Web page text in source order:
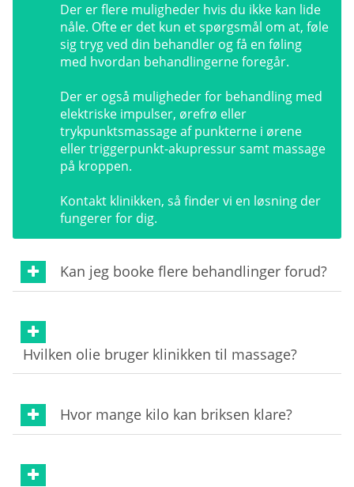
Der er flere muligheder hvis du ikke kan lide
nåle. Ofte er det kun et spørgsmål om at, føle
sig tryg ved din behandler og få en føling
med hvordan behandlingerne foregår.
Der er også muligheder for behandling med
elektriske impulser, ørefrø eller
trykpunktsmassage af punkterne i ørene
eller triggerpunkt-akupressur samt massage
på kroppen.
Kontakt klinikken, så finder vi en løsning der
fungerer for dig.
Kan jeg booke flere behandlinger forud?
Hvilken olie bruger klinikken til massage?
Hvor mange kilo kan briksen klare?